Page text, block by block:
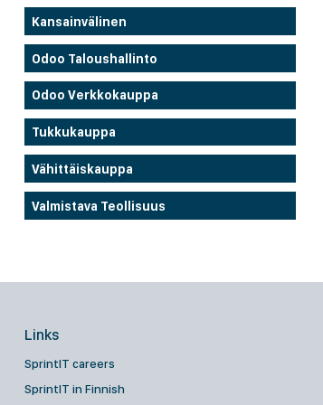
Kansainvälinen
Odoo Taloushallinto
Odoo Verkkokauppa
Tukkukauppa
Vähittäiskauppa
Valmistava Teollisuus
Links
SprintIT careers
SprintIT in Finnish